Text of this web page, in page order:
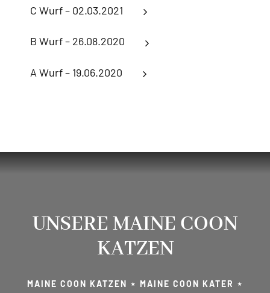
C Wurf – 02.03.2021
B Wurf – 26.08.2020
A Wurf – 19.06.2020
UNSERE MAINE COON
KATZEN
MAINE COON KATZEN ⋆ MAINE COON KATER ⋆